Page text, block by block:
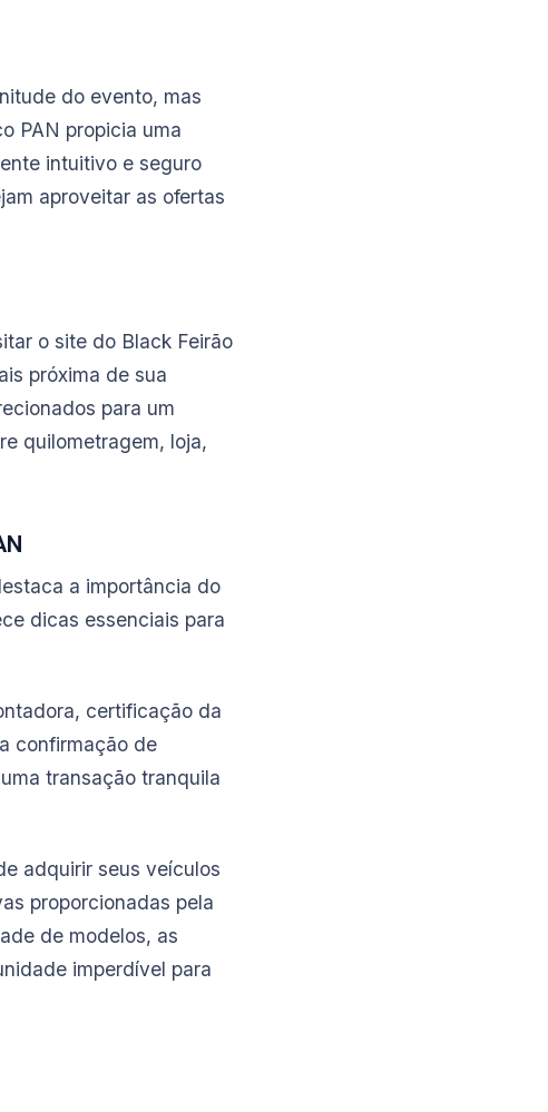
do evento, mas
PAN propicia uma
intuitivo e seguro
aproveitar as ofertas
o site do Black Feirão
próxima de sua
para um
quilometragem, loja,
a importância do
dicas essenciais para
certificação da
confirmação de
transação tranquila
adquirir seus veículos
proporcionadas pela
de modelos, as
imperdível para